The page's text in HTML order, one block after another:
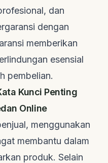
dan
dengan
memberikan
esensial
pembelian.
Kunci Penting
Online
menggunakan
membantu dalam
produk. Selain